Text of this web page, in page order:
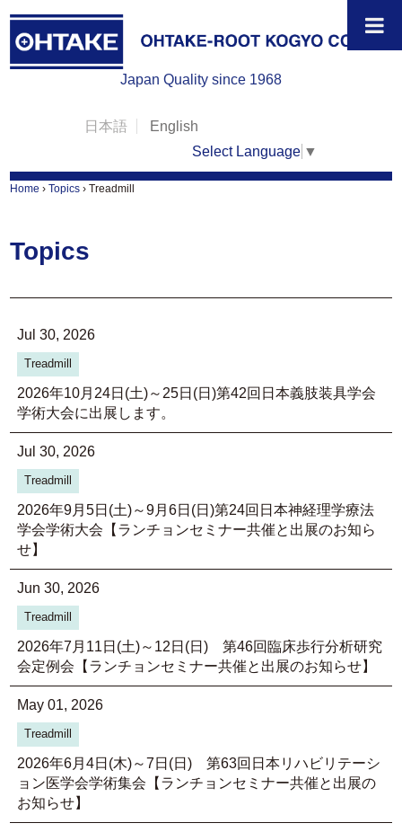
Japan Quality since 1968
日本語
English
Select Language ▼
Home › Topics › Treadmill
Topics
Jul 30, 2026
Treadmill
2026年10月24日(土)～25日(日)第42回日本義肢装具学会
学術大会に出展します。
Jul 30, 2026
Treadmill
2026年9月5日(土)～9月6日(日)第24回日本神経理学療法
学会学術大会【ランチョンセミナー共催と出展のお知ら
せ】
Jun 30, 2026
Treadmill
2026年7月11日(土)～12日(日) 第46回臨床歩行分析研究
会定例会【ランチョンセミナー共催と出展のお知らせ】
May 01, 2026
Treadmill
2026年6月4日(木)～7日(日) 第63回日本リハビリテーシ
ョン医学会学術集会【ランチョンセミナー共催と出展の
お知らせ】